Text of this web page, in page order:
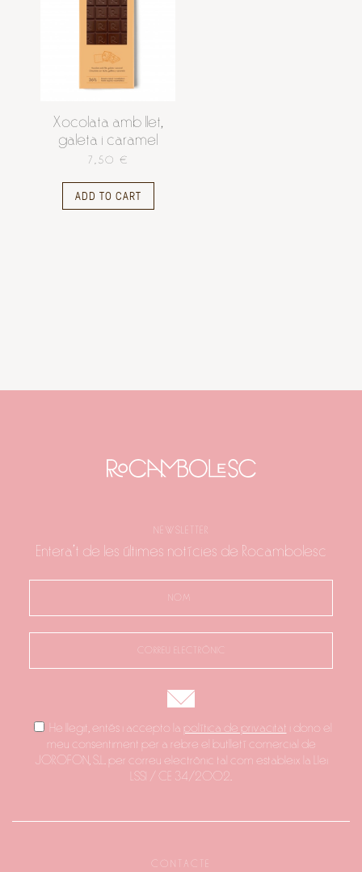
Xocolata amb llet,
galeta i caramel
7,50 €
ADD TO CART
NEWSLETTER
Entera't de les últimes notícies de Rocambolesc
He llegit, entés i accepto la política de privacitat i dono el
meu consentiment per a rebre el butlletí comercial de
JOROFON, S.L. per correu electrònic tal com estableix la Llei
LSSI / CE 34/2002.
CONTACTE